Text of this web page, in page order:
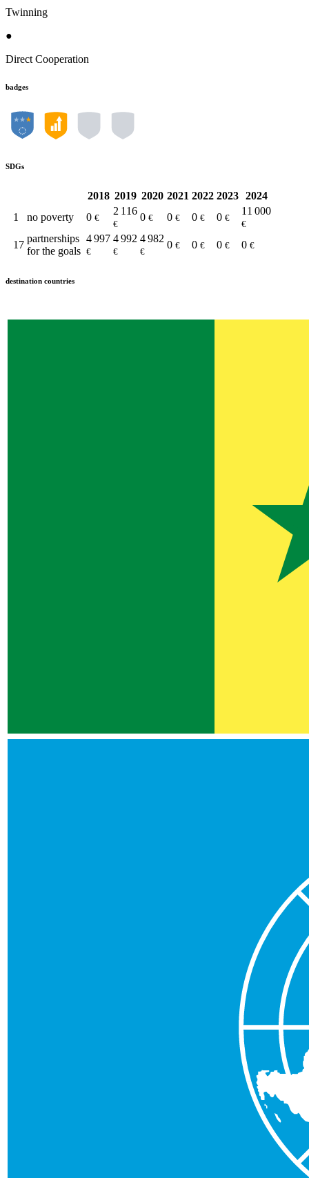
Twinning
●
Direct Cooperation
badges
SDGs
2018 2019 2020 2021 2022 2023 2024
1
no poverty 0 €
2 116
€
0 € 0 € 0 € 0 €
11 000
€
17
partnerships
for the goals
4 997
€
4 992
€
4 982
€
0 € 0 € 0 € 0 €
destination countries